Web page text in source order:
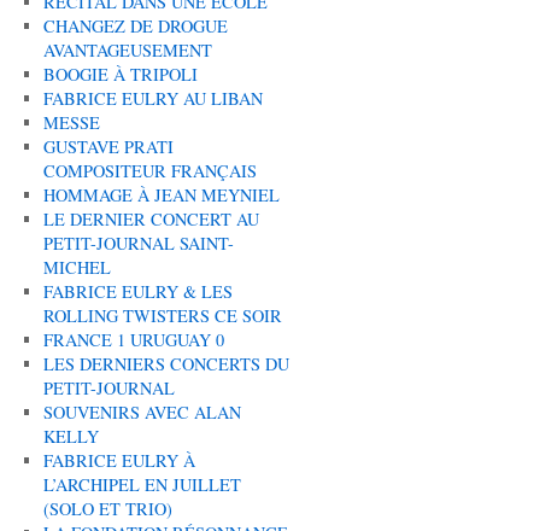
CHANGEZ DE DROGUE
AVANTAGEUSEMENT
BOOGIE À TRIPOLI
FABRICE EULRY AU LIBAN
MESSE
GUSTAVE PRATI
COMPOSITEUR FRANÇAIS
HOMMAGE À JEAN MEYNIEL
LE DERNIER CONCERT AU
PETIT-JOURNAL SAINT-
MICHEL
FABRICE EULRY & LES
ROLLING TWISTERS CE SOIR
FRANCE 1 URUGUAY 0
LES DERNIERS CONCERTS DU
PETIT-JOURNAL
SOUVENIRS AVEC ALAN
KELLY
FABRICE EULRY À
L’ARCHIPEL EN JUILLET
(SOLO ET TRIO)